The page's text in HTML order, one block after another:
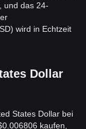
und das 24-
wird in Echtzeit
Dollar
States Dollar bei
kaufen,